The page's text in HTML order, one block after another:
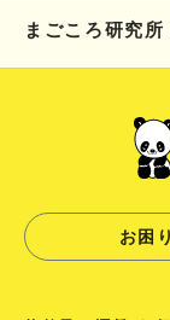
まごころ研究所
お困